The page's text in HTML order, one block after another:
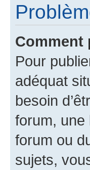
Comment
Pour
adéquat
besoin
forum, une
forum ou
sujets,